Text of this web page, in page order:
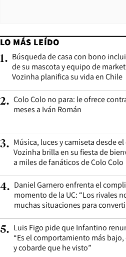
LO MÁS LEÍDO
1. Búsqueda de casa con bono
de su mascota y equipo de
Vozinha planifica su vida en Chile
2. Colo Colo no para: le ofrece
meses a Iván Román
3. Música, luces y camiseta desde
Vozinha brilla en su fiesta de
a miles de fanáticos de Colo Colo
4. Daniel Garnero enfrenta el
momento de la UC: “Los rivales
muchas situaciones para
5. Luis Figo pide que Infantino
“Es el comportamiento más
y cobarde que he visto”